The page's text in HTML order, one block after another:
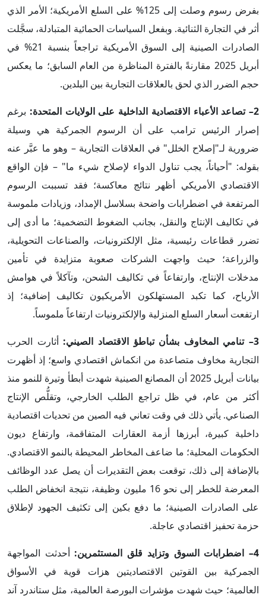
بفرض رسوم وصلت إلى 125% على السلع الأمريكية؛ الأمر الذي
أثر في التجارة الثنائية. وبفعل السياسات الحمائية المتبادلة، سجَّلت
الصادرات الصينية إلى السوق الأمريكية تراجعاً بنسبة 21% في
أبريل 2025 مقارنةً بالفترة المناظرة من العام السابق؛ ما يعكس
حجم الضرر الذي لحق بالعلاقات التجارية بين البلدين.
2– تصاعد الأعباء الاقتصادية الداخلية على الولايات المتحدة:
برغم
إصرار الرئيس ترامب على أن الرسوم الجمركية هي وسيلة
ضرورية لـ"إصلاح الخلل" في العلاقات التجارية – وهو ما عبَّر عنه
بقوله: "أحياناً، يجب تناول الدواء لإصلاح شيء ما" – فإن الواقع
الاقتصادي الأمريكي أظهر نتائج معاكسة؛ فقد تسببت الرسوم
المرتفعة في اضطرابات واضحة بسلاسل الإمداد، وزيادات ملموسة
في تكاليف الإنتاج والنقل، بجانب الضغوط التضخمية؛ ما أدى إلى
تضرر قطاعات رئيسية، مثل الإلكترونيات، والصناعات التحويلية،
والزراعة؛ حيث واجهت الشركات صعوبة متزايدة في تأمين
مدخلات الإنتاج، وارتفاعاً في تكاليف الشحن، وتآكلاً في هوامش
الأرباح، كما تكبد المستهلكون الأمريكيون تكاليف إضافية؛ إذ
ارتفعت أسعار السلع المنزلية والإلكترونيات ارتفاعاً ملموساً.
3– تنامي المخاوف بشأن تباطؤ الاقتصاد الصيني:
أثارت الحرب
التجارية مخاوف متصاعدة من انكماش اقتصادي واسع؛ إذ أظهرت
بيانات أبريل 2025 أن المصانع الصينية شهدت أبطأ وتيرة للنمو منذ
أكثر من عام، في ظل تراجع الطلب الخارجي، وتقلُّص الإنتاج
الصناعي. يأتي ذلك في وقت تعاني فيه الصين من تحديات اقتصادية
داخلية كبيرة، أبرزها أزمة العقارات المتفاقمة، وارتفاع ديون
الحكومات المحلية؛ ما ضاعف المخاطر المحيطة بالنمو الاقتصادي.
بالإضافة إلى ذلك، توقعت بعض التقديرات أن يصل عدد الوظائف
المعرضة للخطر إلى نحو 16 مليون وظيفة، نتيجة انخفاض الطلب
على الصادرات الصينية؛ ما دفع بكين إلى تكثيف الجهود لإطلاق
حزمة تحفيز اقتصادي عاجلة.
4– اضطرابات السوق وتزايد قلق المستثمرين:
أحدثت المواجهة
الجمركية بين القوتين الاقتصاديتين هزات قوية في الأسواق
العالمية؛ حيث شهدت مؤشرات البورصة العالمية، مثل ستاندرد آند